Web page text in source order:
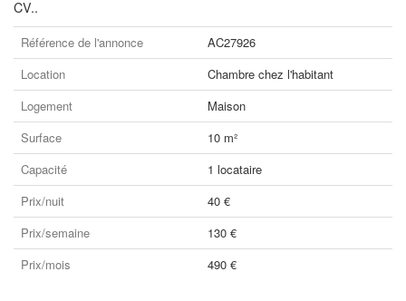
CV..
Référence de l'annonce
AC27926
Location
Chambre chez l'habitant
Logement
Maison
Surface
10 m²
Capacité
1 locataire
Prix/nuit
40 €
Prix/semaine
130 €
Prix/mois
490 €